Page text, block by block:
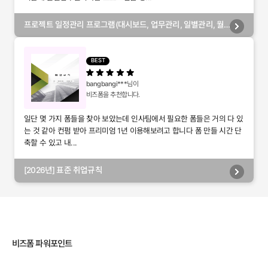
프로젝트 일정관리 프로그램(대시보드, 업무관리, 일별관리, 월
BEST
bangbangi***님이
비즈폼을 추천합니다.
일단 몇 가지 폼들을 찾아 보았는데 인사팀에서 필요한 폼들은 거의 다 있
는 것 같아 컨펌 받아 프리미엄 1년 이용해보려고 합니다 폼 만들 시간 단
축할 수 있고 내...
[2026년] 표준 취업규칙
비즈폼 파워포인트